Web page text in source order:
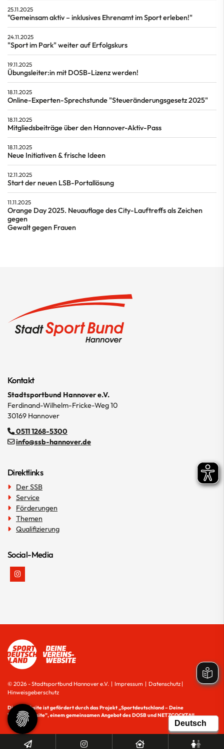
25.11.2025
"Gemeinsam aktiv – inklusives Ehrenamt im Sport erleben!"
24.11.2025
"Sport im Park" weiter auf Erfolgskurs
19.11.2025
Übungsleiter:in mit DOSB-Lizenz werden!
18.11.2025
Online-Experten-Sprechstunde "Steueränderungsgesetz 2025"
18.11.2025
Mitgliedsbeiträge über den Hannover-Aktiv-Pass
18.11.2025
Neue Initiativen & frische Ideen
12.11.2025
Start der neuen LSB-Portallösung
11.11.2025
Orange Day 2025. Neuauflage des City-Lauftreffs als Zeichen
gegen
Gewalt gegen Frauen
Kontakt
Stadtsportbund Hannover e.V.
Ferdinand-Wilhelm-Fricke-Weg 10
30169 Hannover
0511 1268-5300
info@ssb-hannover.de
Direktlinks
Der SSB
Service
Förderungen
Themen
Qualifizierung
Social-Media
© 2026 - Stadtsportbund Hannover e.V. | Impressum | Datenschutz |
Hinweisgeberschutz
Diese Website ist gefördert durch das Projekt„Sportdeutschland – Deine
Vereinswebsite”, einem gemeinsamen Angebot des DOSB und NETZCOCKTAIL.